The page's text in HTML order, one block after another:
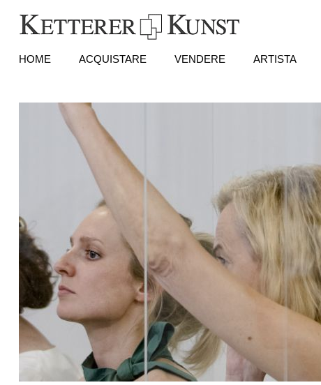
HOME ACQUISTARE VENDERE ARTISTA